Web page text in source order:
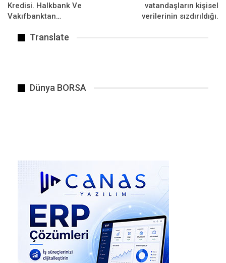
arasında Amerikadan Mısır Özü yağı ithal
Kredisi. Halkbank Ve
Vakıfbanktan…
vatandaşların kişisel
verilerinin sızdırıldığı.
Translate
Dünya BORSA